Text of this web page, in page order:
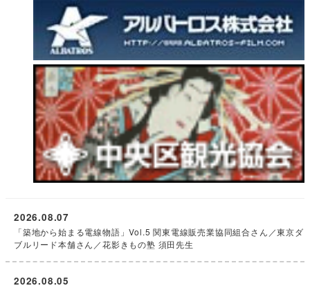
「築地から始まる電線物語」Vol.5 関東電線販売業協同組合さん／東京ダ
ブルリード本舗さん／花影きもの塾 須田先生
2026.08.07
2026.08.05